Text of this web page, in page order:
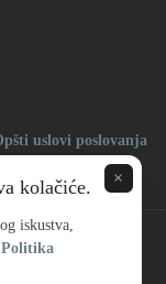
uslovi poslovanja
×
kolačiće.
iskustva,
Politika